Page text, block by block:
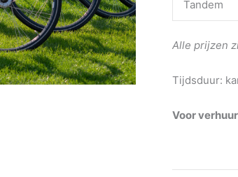
Tandem
Alle prijzen
Tijdsduur:
Voor